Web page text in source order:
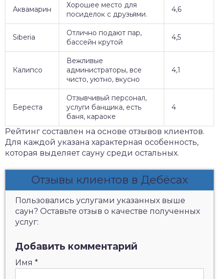
Аквамарин
Хорошее место для
посиделок с друзьями.
4,6
Siberia
Отлично подают пар,
бассейн крутой
4,5
Калипсо
Вежливые
администраторы, все
чисто, уютно, вкусно
4,1
Береста
Отзывчивый персонал,
услуги банщика, есть
баня, караоке
4
Рейтинг составлен на основе отзывов клиентов.
Для каждой указана характерная особенность,
которая выделяет сауну среди остальных.
Отзывы клиентов в Дебёсах
Пользовались услугами указанных выше
саун? Оставьте отзыв о качестве полученных
услуг:
Добавить комментарий
Имя *